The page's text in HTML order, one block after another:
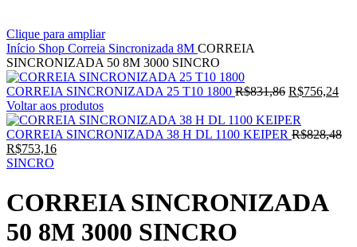
Clique para ampliar
Início Shop Correia Sincronizada 8M CORREIA
SINCRONIZADA 50 8M 3000 SINCRO
CORREIA SINCRONIZADA 25 T10 1800 R$831,86 O
original
era:
R$756,24O
é:
Voltar aos produtos
CORREIA SINCRONIZADA 38 H DL 1100 KEIPER R$828,48O
R$753,16O
é:
R$753,16.
SINCRO
CORREIA SINCRONIZADA
50 8M 3000 SINCRO